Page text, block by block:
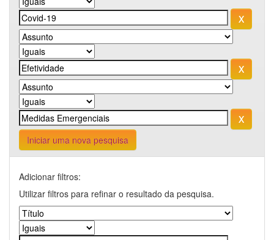
Iniciar uma nova pesquisa
Adicionar filtros:
Utilizar filtros para refinar o resultado da pesquisa.